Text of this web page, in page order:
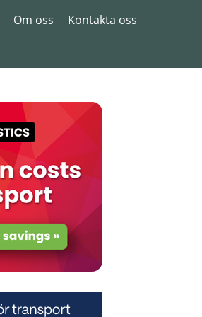
Om oss
Kontakta oss